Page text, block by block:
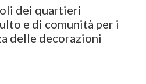
dei quartieri
e di comunità per i
delle decorazioni